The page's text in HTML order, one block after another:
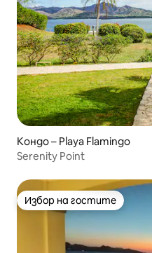
Кондо – Playa Flamingo
Serenity Point
Избор на гостите
Избор на гостите